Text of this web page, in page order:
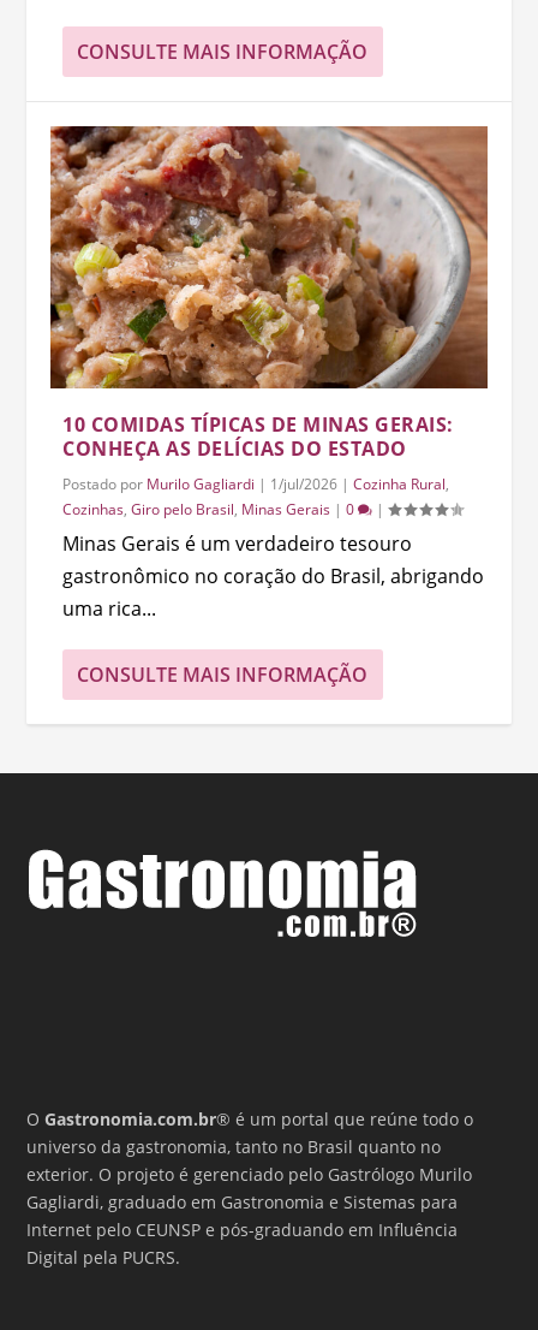
CONSULTE MAIS INFORMAÇÃO
10 COMIDAS TÍPICAS DE MINAS GERAIS:
CONHEÇA AS DELÍCIAS DO ESTADO
Postado por Murilo Gagliardi | 1/jul/2026 |Cozinha Rural,
Cozinhas,Giro pelo Brasil, Minas Gerais |0 |
Minas Gerais é um verdadeiro tesouro
gastronômico no coração do Brasil, abrigando
uma rica...
CONSULTE MAIS INFORMAÇÃO
OGastronomia.com.br® é um portal que reúne todo o
universo da gastronomia, tanto no Brasil quanto no
exterior. O projeto é gerenciado pelo Gastrólogo Murilo
Gagliardi, graduado em Gastronomia e Sistemas para
Internet pelo CEUNSP e pós-graduando em Influência
Digital pela PUCRS.